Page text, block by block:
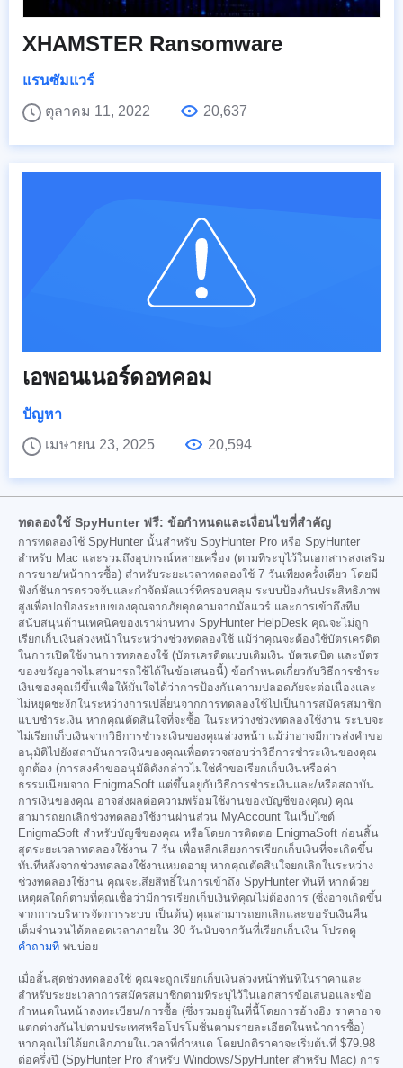
XHAMSTER Ransomware
แรนซัมแวร์
ตุลาคม 11, 2022
20,637
เอพอนเนอร์ดอทคอม
ปัญหา
เมษายน 23, 2025
20,594
ทดลองใช้ SpyHunter ฟรี: ข้อกำหนดและเงื่อนไขที่สำคัญ
การทดลองใช้ SpyHunter นั้นสำหรับ SpyHunter Pro หรือ SpyHunter
สำหรับ Mac และรวมถึงอุปกรณ์หลายเครื่อง (ตามที่ระบุไว้ในเอกสารส่งเสริม
การขาย/หน้าการซื้อ) สำหรับระยะเวลาทดลองใช้ 7 วันเพียงครั้งเดียว โดยมี
ฟังก์ชันการตรวจจับและกำจัดมัลแวร์ที่ครอบคลุม ระบบป้องกันประสิทธิภาพ
สูงเพื่อปกป้องระบบของคุณจากภัยคุกคามจากมัลแวร์ และการเข้าถึงทีม
สนับสนุนด้านเทคนิคของเราผ่านทาง SpyHunter HelpDesk คุณจะไม่ถูก
เรียกเก็บเงินล่วงหน้าในระหว่างช่วงทดลองใช้ แม้ว่าคุณจะต้องใช้บัตรเครดิต
ในการเปิดใช้งานการทดลองใช้ (บัตรเครดิตแบบเติมเงิน บัตรเดบิต และบัตร
ของขวัญอาจไม่สามารถใช้ได้ในข้อเสนอนี้) ข้อกำหนดเกี่ยวกับวิธีการชำระ
เงินของคุณมีขึ้นเพื่อให้มั่นใจได้ว่าการป้องกันความปลอดภัยจะต่อเนื่องและ
ไม่หยุดชะงักในระหว่างการเปลี่ยนจากการทดลองใช้ไปเป็นการสมัครสมาชิก
แบบชำระเงิน หากคุณตัดสินใจที่จะซื้อ ในระหว่างช่วงทดลองใช้งาน ระบบจะ
ไม่เรียกเก็บเงินจากวิธีการชำระเงินของคุณล่วงหน้า แม้ว่าอาจมีการส่งคำขอ
อนุมัติไปยังสถาบันการเงินของคุณเพื่อตรวจสอบว่าวิธีการชำระเงินของคุณ
ถูกต้อง (การส่งคำขออนุมัติดังกล่าวไม่ใช่คำขอเรียกเก็บเงินหรือค่า
ธรรมเนียมจาก EnigmaSoft แต่ขึ้นอยู่กับวิธีการชำระเงินและ/หรือสถาบัน
การเงินของคุณ อาจส่งผลต่อความพร้อมใช้งานของบัญชีของคุณ) คุณ
สามารถยกเลิกช่วงทดลองใช้งานผ่านส่วน MyAccount ในเว็บไซต์
EnigmaSoft สำหรับบัญชีของคุณ หรือโดยการติดต่อ EnigmaSoft ก่อนสิ้น
สุดระยะเวลาทดลองใช้งาน 7 วัน เพื่อหลีกเลี่ยงการเรียกเก็บเงินที่จะเกิดขึ้น
ทันทีหลังจากช่วงทดลองใช้งานหมดอายุ หากคุณตัดสินใจยกเลิกในระหว่าง
ช่วงทดลองใช้งาน คุณจะเสียสิทธิ์ในการเข้าถึง SpyHunter ทันที หากด้วย
เหตุผลใดก็ตามที่คุณเชื่อว่ามีการเรียกเก็บเงินที่คุณไม่ต้องการ (ซึ่งอาจเกิดขึ้น
จากการบริหารจัดการระบบ เป็นต้น) คุณสามารถยกเลิกและขอรับเงินคืน
เต็มจำนวนได้ตลอดเวลาภายใน 30 วันนับจากวันที่เรียกเก็บเงิน โปรดดู
คำถามที่ พบบ่อย
เมื่อสิ้นสุดช่วงทดลองใช้ คุณจะถูกเรียกเก็บเงินล่วงหน้าทันทีในราคาและ
สำหรับระยะเวลาการสมัครสมาชิกตามที่ระบุไว้ในเอกสารข้อเสนอและข้อ
กำหนดในหน้าลงทะเบียน/การซื้อ (ซึ่งรวมอยู่ในที่นี้โดยการอ้างอิง ราคาอาจ
แตกต่างกันไปตามประเทศหรือโปรโมชั่นตามรายละเอียดในหน้าการซื้อ)
หากคุณไม่ได้ยกเลิกภายในเวลาที่กำหนด โดยปกติราคาจะเริ่มต้นที่ $79.98
ต่อครึ่งปี (SpyHunter Pro สำหรับ Windows/SpyHunter สำหรับ Mac) การ